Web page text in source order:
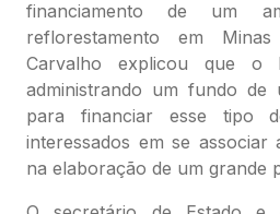
financiamento de um
reflorestamento em
Carvalho explicou que o
administrando um fundo de
para financiar esse tipo
interessados em se associar
na elaboração de um grande